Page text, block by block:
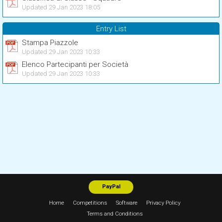
Updated 29 Jan 2023 18:05
Entry List
Stampa Piazzole
Updated 29 Jan 2023 10:33
Elenco Partecipanti per Società
Updated 29 Jan 2023 10:33
PayPal
Home Competitions Software
Privacy Policy
Terms and Conditions